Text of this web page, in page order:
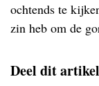
ochtends te
zin heb om de
Deel dit